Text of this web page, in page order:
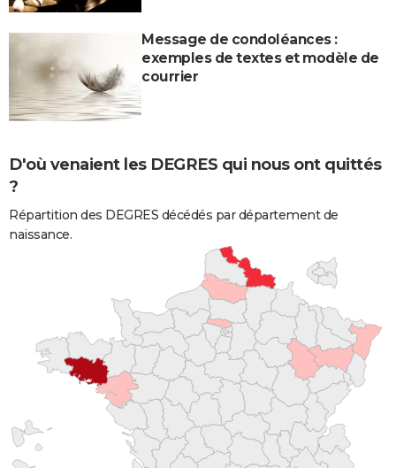
Message de condoléances :
exemples de textes et modèle de
courrier
D'où venaient les DEGRES qui nous ont quittés
?
Répartition des DEGRES décédés par département de
naissance.